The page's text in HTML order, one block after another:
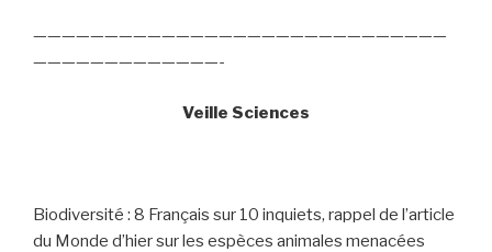
—————————————————————————————
—————————————-
Veille Sciences
Biodiversité : 8 Français sur 10 inquiets, rappel de l’article
du Monde d’hier sur les espèces animales menacées